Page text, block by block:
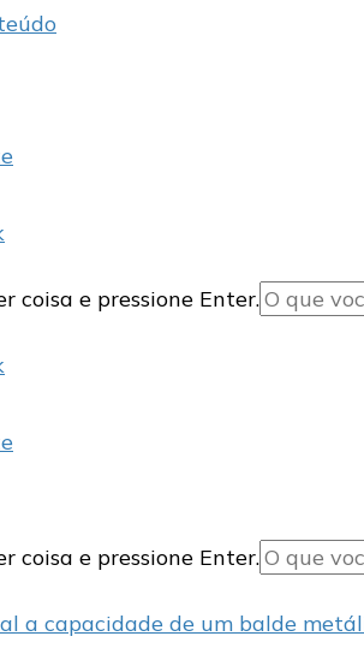
Embalagens
coisa e pressione Enter.
de Embalagens
coisa e pressione Enter.
a capacidade de um balde